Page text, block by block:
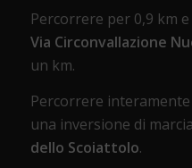
Percorrere per 0,9 km
Via Circonvallazione
un km.
Percorrere
una inversione di
dello Scoiattolo.